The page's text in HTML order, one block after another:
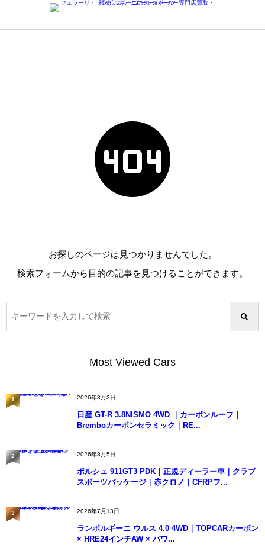
お探しのページは見つかりませんでした。
検索フォームから目的の記事を見つけることができます。
Most Viewed Cars
2026年8月3日
日産 GT-R 3.8NISMO 4WD ｜カーボンルーフ｜
Bremboカーボンセラミック｜RE...
1
2026年8月5日
ポルシェ 911GT3 PDK｜正規ディーラー車｜クラブ
スポーツパッケージ｜赤クロノ｜CFRPフ...
2
2026年7月13日
ランボルギーニ ウルス 4.0 4WD｜TOPCARカーボン
× HRE24インチAW × パワ...
3